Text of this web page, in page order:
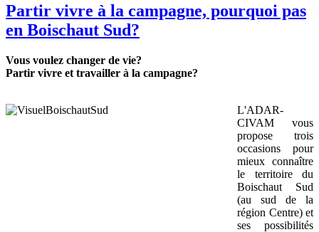
Partir vivre à la campagne, pourquoi pas
en Boischaut Sud?
Vous voulez changer de vie?
Partir vivre et travailler à la campagne?
L'ADAR-
CIVAM vous
propose trois
occasions pour
mieux connaître
le territoire du
Boischaut Sud
(au sud de la
région Centre) et
ses possibilités